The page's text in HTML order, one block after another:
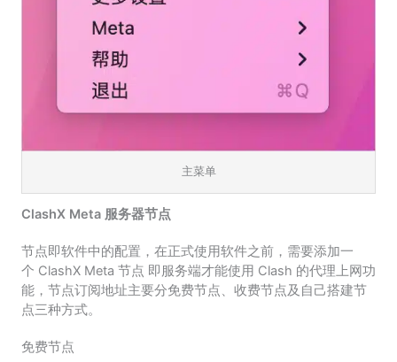
主菜单
ClashX Meta 服务器节点
节点即软件中的配置，在正式使用软件之前，需要添加一
个 ClashX Meta 节点 即服务端才能使用 Clash 的代理上网功
能，节点订阅地址主要分免费节点、收费节点及自己搭建节
点三种方式。
免费节点